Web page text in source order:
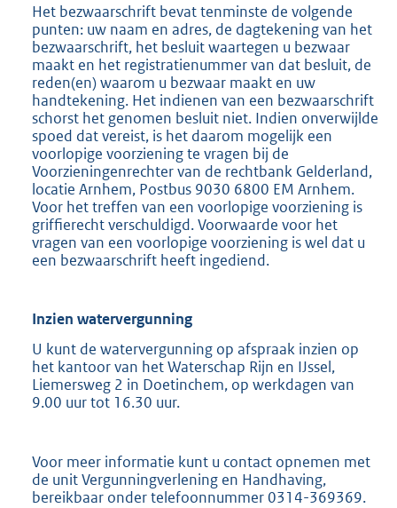
Het bezwaarschrift bevat tenminste de volgende
punten: uw naam en adres, de dagtekening van het
bezwaarschrift, het besluit waartegen u bezwaar
maakt en het registratienummer van dat besluit, de
reden(en) waarom u bezwaar maakt en uw
handtekening. Het indienen van een bezwaarschrift
schorst het genomen besluit niet. Indien onverwijlde
spoed dat vereist, is het daarom mogelijk een
voorlopige voorziening te vragen bij de
Voorzieningenrechter van de rechtbank Gelderland,
locatie Arnhem, Postbus 9030 6800 EM Arnhem.
Voor het treffen van een voorlopige voorziening is
griffierecht verschuldigd. Voorwaarde voor het
vragen van een voorlopige voorziening is wel dat u
een bezwaarschrift heeft ingediend.
Inzien watervergunning
U kunt de watervergunning op afspraak inzien op
het kantoor van het Waterschap Rijn en IJssel,
Liemersweg 2 in Doetinchem, op werkdagen van
9.00 uur tot 16.30 uur.
Voor meer informatie kunt u contact opnemen met
de unit Vergunningverlening en Handhaving,
bereikbaar onder telefoonnummer 0314-369369.